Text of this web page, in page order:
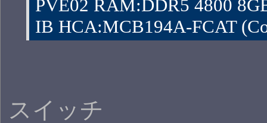
PVE02 RAM:DDR5 4800
IB HCA:MCB194A-FCAT
スイッチ